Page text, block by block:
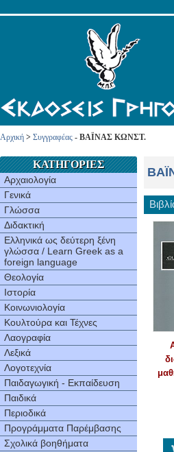
Αρχική > Συγγραφέας - ΒΑΪNAΣ KΩNΣT.
ΚΑΤΗΓΟΡΙΕΣ
Αρχαιολογία
Γενικά
Γλώσσα
Διδακτική
Ελληνικά ως δεύτερη ξένη
γλώσσα / Learn Greek as a
foreign language
Θεολογία
Ιστορία
Κοινωνιολογία
Κουλτούρα και Τέχνες
Λαογραφία
Λεξικά
Λογοτεχνία
Παιδαγωγική - Εκπαίδευση
Παιδικά
Περιοδικά
Προγράμματα Παρέμβασης
Σχολικά βοηθήματα